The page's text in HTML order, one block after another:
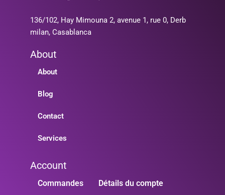
136/102, Hay Mimouna 2, avenue 1, rue 0, Derb
milan, Casablanca
About
About
Blog
Contact
Services
Account
Commandes Détails du compte